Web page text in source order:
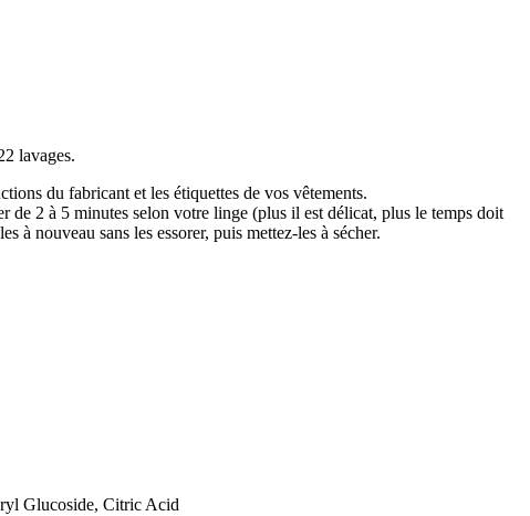
lavages.
du fabricant et les étiquettes de vos vêtements.
de 2 à 5 minutes selon votre linge (plus il est délicat, plus le temps doit
à nouveau sans les essorer, puis mettez-les à sécher.
Glucoside, Citric Acid